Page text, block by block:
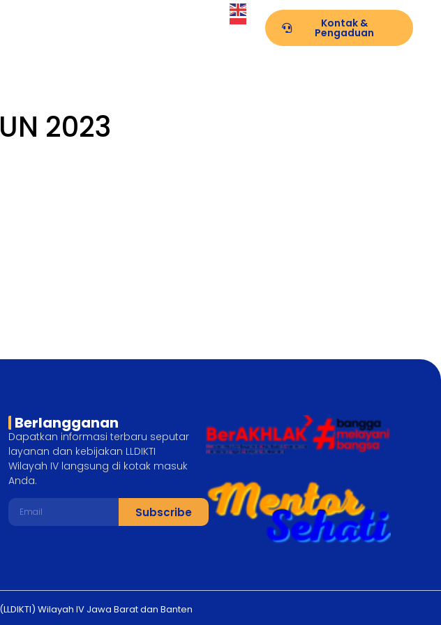
Kontak &
Pengaduan
2023
Berlangganan
Dapatkan informasi terbaru seputar
layanan dan kebijakan LLDIKTI
Wilayah IV langsung di kotak masuk
Anda.
Subscribe
Wilayah IV Jawa Barat dan Banten